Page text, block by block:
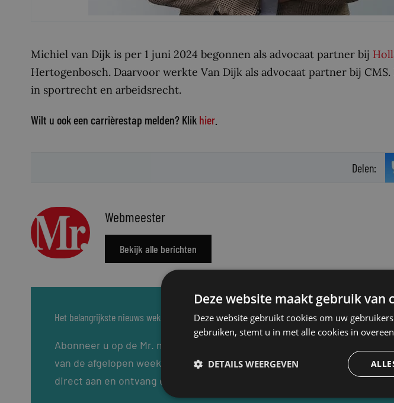
Michiel van Dijk is per 1 juni 2024 begonnen als advocaat partner bij
Hertogenbosch. Daarvoor werkte Van Dijk als advocaat partner bij
in sportrecht en arbeidsrecht.
Wilt u ook een carrièrestap melden? Klik hier
Delen:
Webmeester
Bekijk alle berichten
Het belangrijkste nieuws wekelijks in uw inbox?
Abonneer u op de Mr. nieuwsbrief: elke dinsdag rond de lunch een
van de afgelopen week, de laatste loopbaanwijzigingen en de recentste
direct aan en ontvang elke dinsdag de Mr. nieuwsbrief.
Deze website maakt gebruik van
Deze website gebruikt cookies om uw
gebruiken, stemt u in met alle cookies in
DETAILS WEERGEVEN